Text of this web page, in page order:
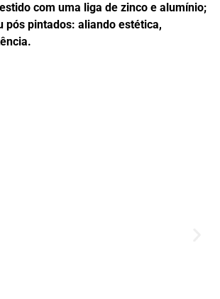
com uma liga de zinco e alumínio;
pós pintados: aliando estética,